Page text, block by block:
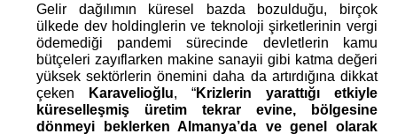
Gelir dağılımın küresel bazda bozulduğu, birçok
ülkede dev holdinglerin ve teknoloji şirketlerinin vergi
ödemediği pandemi sürecinde devletlerin kamu
bütçeleri zayıflarken makine sanayii gibi katma değeri
yüksek sektörlerin önemini daha da artırdığına dikkat
çeken
Karavelioğlu, “Krizlerin yarattığı etkiyle
küreselleşmiş üretim tekrar evine, bölgesine
dönmeyi beklerken Almanya’da ve genel olarak